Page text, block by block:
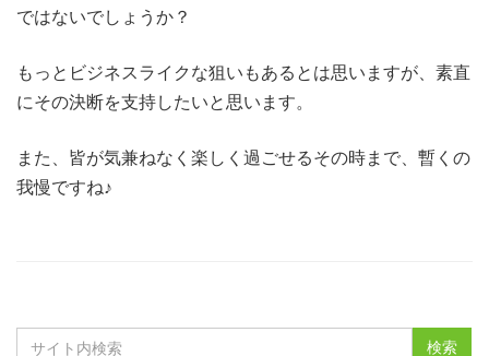
ではないでしょうか？
もっとビジネスライクな狙いもあるとは思いますが、素直
にその決断を支持したいと思います。
また、皆が気兼ねなく楽しく過ごせるその時まで、暫くの
我慢ですね♪